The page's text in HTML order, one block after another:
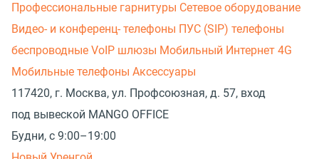
Профессиональные гарнитуры Сетевое оборудование
Видео- и конференц- телефоны ПУС (SIP) телефоны
беспроводные VoIP шлюзы Мобильный Интернет 4G
Мобильные телефоны Аксессуары
117420, г. Москва, ул. Профсоюзная, д. 57, вход
под вывеской MANGO OFFICE
Будни, с 9:00–19:00